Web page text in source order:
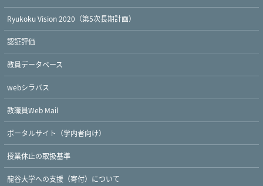
Ryukoku Vision 2020（第5次長期計画）
認証評価
教員データベース
webシラバス
教職員Web Mail
ポータルサイト（学内者向け）
授業休止の取扱基準
龍谷大学への支援（寄付）について